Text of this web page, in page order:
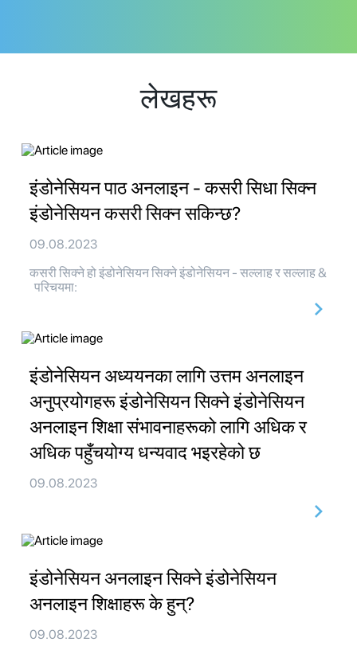
लेखहरू
इंडोनेसियन पाठ अनलाइन - कसरी सिधा सिक्न
इंडोनेसियन कसरी सिक्न सकिन्छ?
09.08.2023
कसरी सिक्ने हो इंडोनेसियन सिक्ने इंडोनेसियन - सल्लाह र सल्लाह &
परिचयमा:
इंडोनेसियन अध्ययनका लागि उत्तम अनलाइन
अनुप्रयोगहरू इंडोनेसियन सिक्ने इंडोनेसियन
अनलाइन शिक्षा संभावनाहरूको लागि अधिक र
अधिक पहुँचयोग्य धन्यवाद भइरहेको छ
09.08.2023
इंडोनेसियन अनलाइन सिक्ने इंडोनेसियन
अनलाइन शिक्षाहरू के हुन्?
09.08.2023